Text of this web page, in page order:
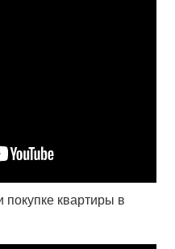
квартиры в